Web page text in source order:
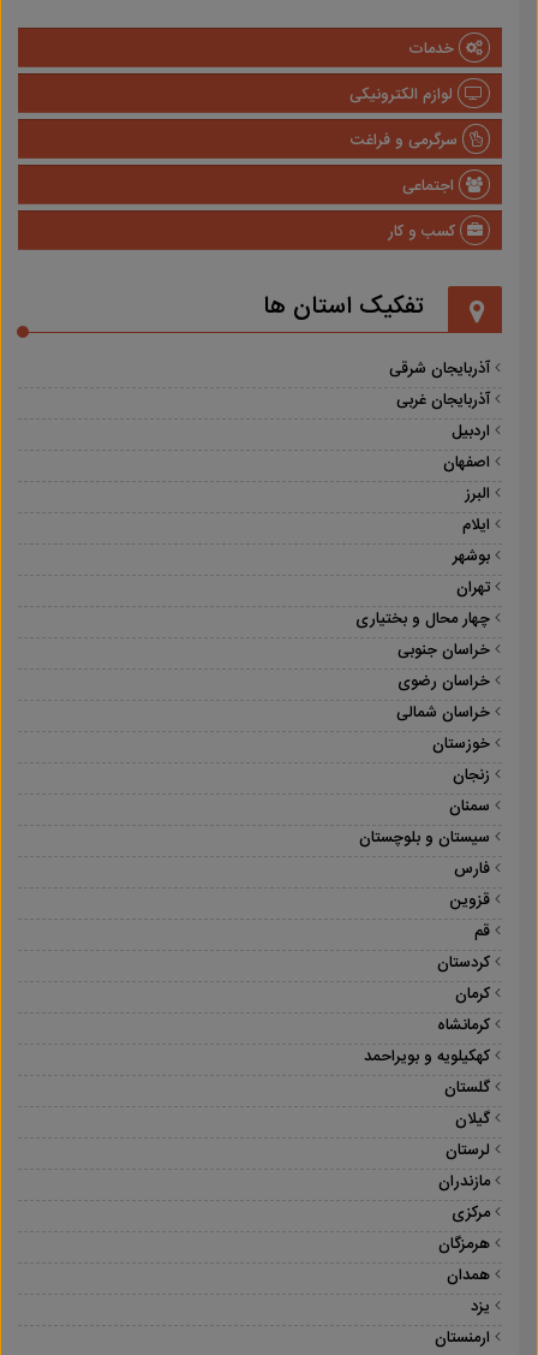
خدمات
لوازم الکترونیکی
سرگرمی و فراغت
اجتماعی
کسب و کار
تفکیک استان ها
آذربایجان شرقی
آذربایجان غربی
اردبیل
اصفهان
البرز
ایلام
بوشهر
تهران
چهار محال و بختیاری
خراسان جنوبی
خراسان رضوی
خراسان شمالی
خوزستان
زنجان
سمنان
سیستان و بلوچستان
فارس
قزوین
قم
کردستان
کرمان
کرمانشاه
کهکیلویه و بویراحمد
گلستان
گیلان
لرستان
مازندران
مرکزی
هرمزگان
همدان
یزد
ارمنستان